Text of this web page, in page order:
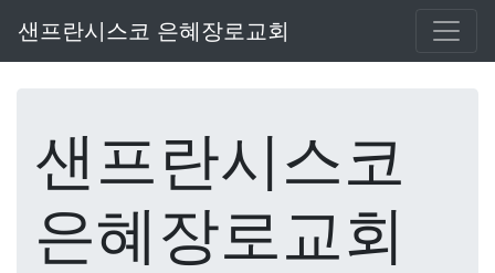
샌프란시스코 은혜장로교회
샌프란시스코
은혜장로교회